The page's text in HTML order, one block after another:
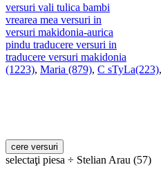
versuri vali tulica bambi
vrearea mea versuri in
versuri makidonia-aurica
pindu traducere versuri in
traducere versuri makidonia
(1223), Maria (879), C sTyLa(223),
selectaţi piesa ÷ Stelian Arau (57)